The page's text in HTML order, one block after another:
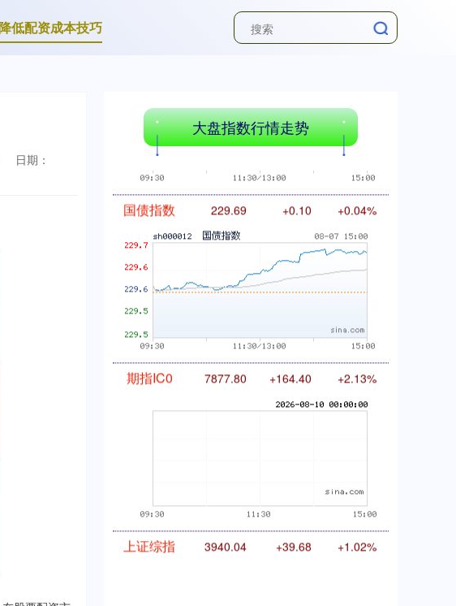
低配资成本技巧
日期：
大盘指数行情走势
+0.10 +0.04%